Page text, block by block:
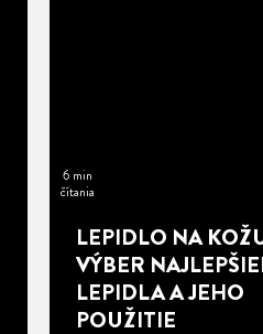
6 min
čítania
LEPIDLO NA
VÝBER
LEPIDLA A JEHO
POUŽITIE